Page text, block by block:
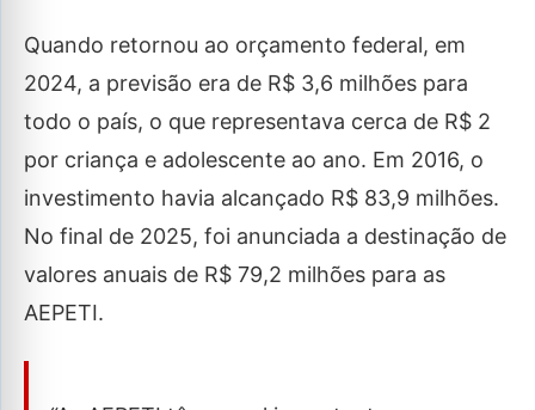
Quando retornou ao orçamento federal, em
2024, a previsão era de R$ 3,6 milhões para
todo o país, o que representava cerca de R$ 2
por criança e adolescente ao ano. Em 2016, o
investimento havia alcançado R$ 83,9 milhões.
No final de 2025, foi anunciada a destinação de
valores anuais de R$ 79,2 milhões para as
AEPETI.